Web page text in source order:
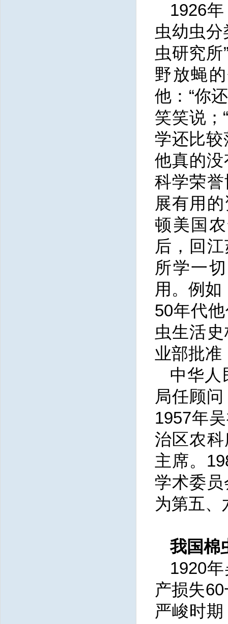
1926
虫幼虫
虫研究
野放蝇
他：“你
笑笑说
学还比
他真的
科学荣
展有用
顿美国
后，回
所学一
用。例如
50年代
虫生活
业部批准
中华人
局任顾
1957年
治区农
主席。
学术委
为第五、
我国棉
1920
产损失
严峻时